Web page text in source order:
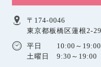
〒174-0046
東京都板橋区蓮根2-
平日 10:00～19:00
土曜日 9:30～19:00